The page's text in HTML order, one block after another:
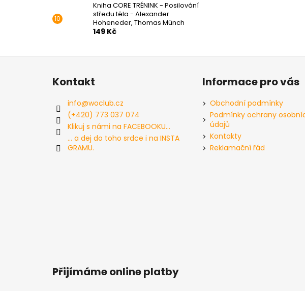
Kniha CORE TRÉNINK - Posilování
středu těla - Alexander
Hoheneder, Thomas Münch
149 Kč
Kontakt
info@woclub.cz
(+420) 773 037 074
Klikuj s námi na FACEBOOKU...
... a dej do toho srdce i na INSTA
GRAMU.
Informace pro vás
Obchodní podmínky
Podmínky ochrany
údajů
Kontakty
Reklamační řád
Přijímáme online platby